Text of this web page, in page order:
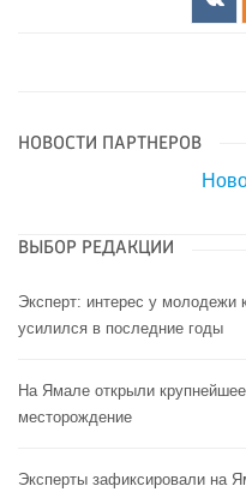
НОВОСТИ ПАРТНЕРОВ
ВЫБОР РЕДАКЦИИ
Эксперт: интерес у молодежи
усилился в последние годы
На Ямале открыли
месторождение
Эксперты зафиксировали на